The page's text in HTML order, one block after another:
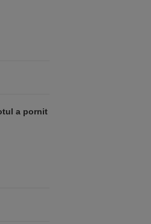
a pornit